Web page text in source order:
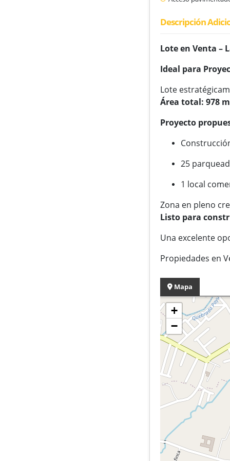
Descripción
Lote en Venta –
Ideal para
Lote
Área total: 978
Proyecto
25
1 local
Zona en pleno
Listo para
Una excelente
Propiedades en
Mapa
+
−